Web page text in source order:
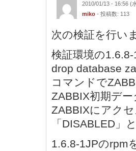
2010/01/13 - 16:56 (
miko - 投稿数: 113
次の検証を行い
検証環境の
drop database
コマンドで
ZABBIX初期デ
ZABBIXにアク
「DISABLED」
1.6.8-1JPのrpm